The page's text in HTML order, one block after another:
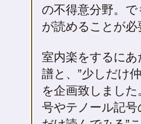
の不得意分野。
が読めることが
室内楽をするに
譜と、”少しだけ
を企画致しまし
号やテノール記